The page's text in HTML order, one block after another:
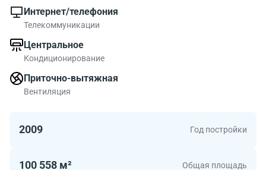
доступностью, которая обеспечена пролегающими
поблизости трассами: Дмитровским шоссе, Садовым
Нижней Масловкой. В пяти минутах ходьбы
расположена станция метро «Савеловская».
Размещенные на территории БЦ объекты позволяют
оборудованной крытой парковке с подогревом,
паркинге, уличной стоянке. Можно воспользоваться
Интернет/телефония
Телекоммуникации
Центральное
Кондиционирование
Приточно-вытяжная
Вентиляция
2009 Год постройки
100 558 м² Общая площадь